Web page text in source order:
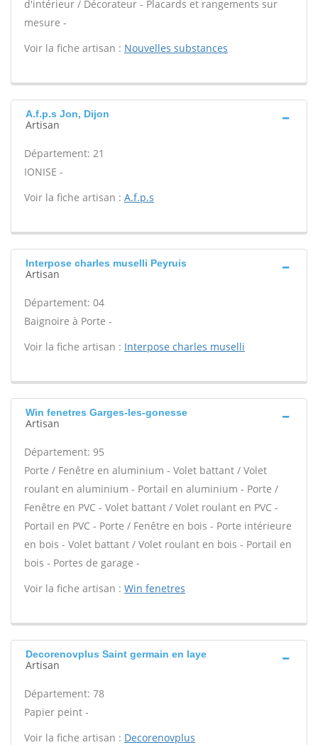
d'intérieur / Décorateur - Placards et rangements sur
mesure -
Voir la fiche artisan : Nouvelles substances
A.f.p.s Jon, Dijon
Artisan
Département: 21
IONISE -
Voir la fiche artisan : A.f.p.s
Interpose charles muselli Peyruis
Artisan
Département: 04
Baignoire à Porte -
Voir la fiche artisan : Interpose charles muselli
Win fenetres Garges-les-gonesse
Artisan
Département: 95
Porte / Fenêtre en aluminium - Volet battant / Volet
roulant en aluminium - Portail en aluminium - Porte /
Fenêtre en PVC - Volet battant / Volet roulant en PVC -
Portail en PVC - Porte / Fenêtre en bois - Porte intérieure
en bois - Volet battant / Volet roulant en bois - Portail en
bois - Portes de garage -
Voir la fiche artisan : Win fenetres
Decorenovplus Saint germain en laye
Artisan
Département: 78
Papier peint -
Voir la fiche artisan : Decorenovplus